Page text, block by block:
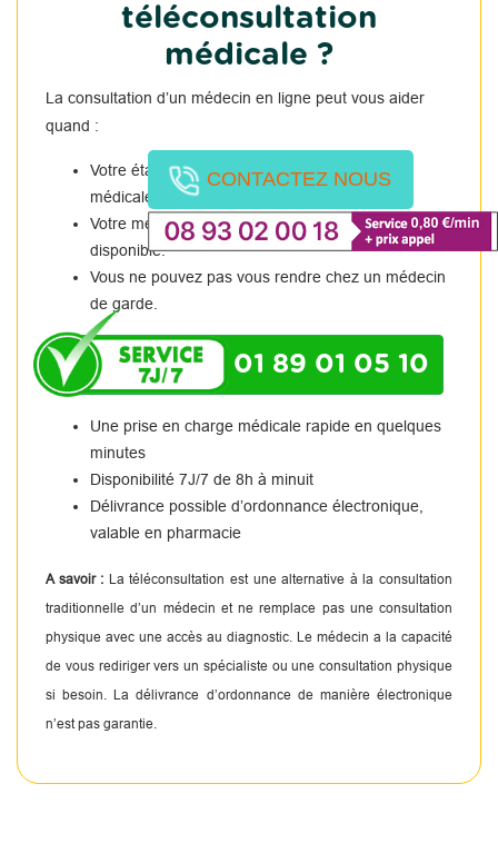
CONTACTEZ NOUS
téléconsultation
médicale ?
La consultation d’un médecin en ligne peut vous aider
quand :
Votre état de santé nécessite une consultation
médicale immédiate
Votre médecin traitant est absent ou non
disponible.
Vous ne pouvez pas vous rendre chez un médecin
de garde.
01 89 01 05 10
Une prise en charge médicale rapide en quelques
minutes
Disponibilité 7J/7 de 8h à minuit
Délivrance possible d’ordonnance électronique,
valable en pharmacie
A savoir : La téléconsultation est une alternative à la consultation
traditionnelle d’un médecin et ne remplace pas une consultation
physique avec une accès au diagnostic. Le médecin a la capacité
de vous rediriger vers un spécialiste ou une consultation physique
si besoin. La délivrance d’ordonnance de manière électronique
n’est pas garantie.